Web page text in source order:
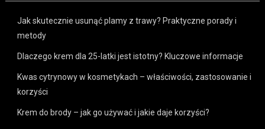
Jak skutecznie usunąć plamy z trawy? Praktyczne porady i
metody
Dlaczego krem dla 25-latki jest istotny? Kluczowe informacje
Kwas cytrynowy w kosmetykach – właściwości, zastosowanie i
korzyści
Krem do brody – jak go używać i jakie daje korzyści?